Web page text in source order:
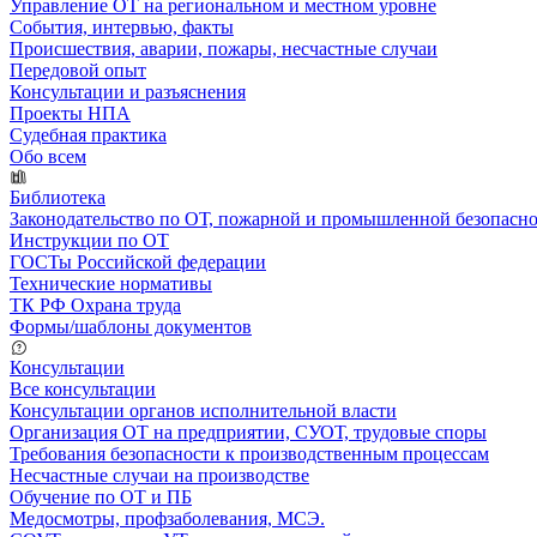
Управление ОТ на региональном и местном уровне
События, интервью, факты
Происшествия, аварии, пожары, несчастные случаи
Передовой опыт
Консультации и разъяснения
Проекты НПА
Судебная практика
Обо всем
Библиотека
Законодательство по ОТ, пожарной и промышленной
Инструкции по ОТ
ГОСТы Российской федерации
Технические нормативы
ТК РФ Охрана труда
Формы/шаблоны документов
Консультации
Все консультации
Консультации органов исполнительной власти
Организация ОТ на предприятии, СУОТ, трудовые споры
Требования безопасности к производственным процессам
Несчастные случаи на производстве
Обучение по ОТ и ПБ
Медосмотры, профзаболевания, МСЭ.